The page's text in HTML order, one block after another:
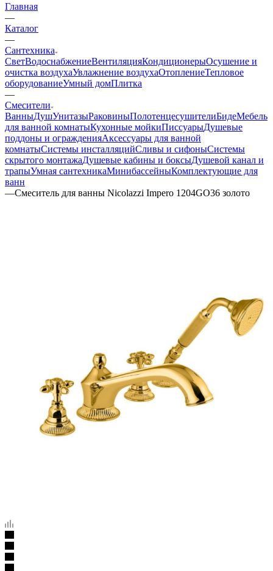
Главная
—
Каталог
—
Сантехника
СветВодоснабжениеВентиляцияКондиционерыОсушение и
очистка воздухаУвлажнение воздухаОтоплениеТепловое
оборудованиеУмный домПлитка
—
Смесители
ВанныДушУнитазыРаковиныПолотенцесушителиБидеМебель
для ванной комнатыКухонные мойкиПиссуарыДушевые
поддоны и огражденияАксессуары для ванной
комнатыСистемы инсталляцийСливы и сифоныСистемы
скрытого монтажаДушевые кабины и боксыДушевой канал и
трапыУмная сантехникаМинибассейныКомплектующие для
ванн
—Смеситель для ванны Nicolazzi Impero 1204GO36 золото